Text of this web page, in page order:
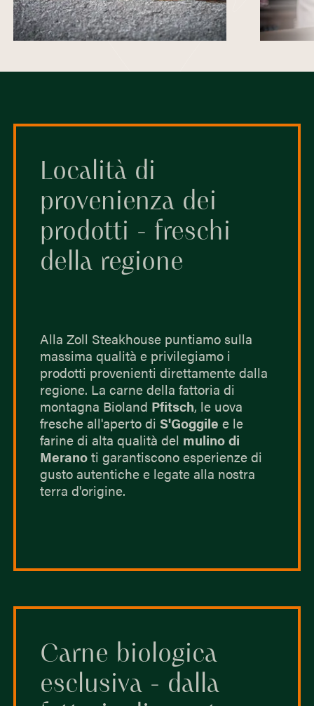
Località di
provenienza dei
prodotti - freschi
della regione
Alla Zoll Steakhouse puntiamo sulla
massima qualità e privilegiamo i
prodotti provenienti direttamente dalla
regione. La carne della fattoria di
montagna Bioland Pfitsch, le uova
fresche all'aperto diS'Goggilee le
farine di alta qualità del mulino di
Meranoti garantiscono esperienze di
gusto autentiche e legate alla nostra
terra d'origine.
Carne biologica
esclusiva - dalla